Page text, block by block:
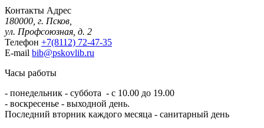
Контакты Адрес
180000, г. Псков,
ул. Профсоюзная, д. 2
Телефон +7(8112) 72-47-35
E-mail bib@pskovlib.ru
Часы работы
- понедельник - суббота - с 10.00 до 19.00
- воскресенье - выходной день.
Последний вторник каждого месяца - санитарный день